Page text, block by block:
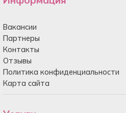
Вакансии
Партнеры
Контакты
Отзывы
Политика конфиденциальности
Карта сайта